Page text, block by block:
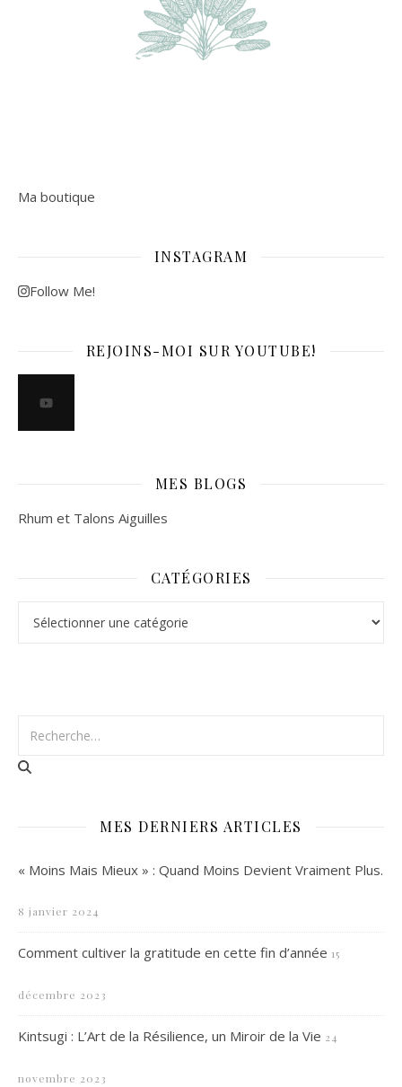
Ma boutique
INSTAGRAM
Follow Me!
REJOINS-MOI SUR YOUTUBE!
MES BLOGS
Rhum et Talons Aiguilles
CATÉGORIES
MES DERNIERS ARTICLES
« Moins Mais Mieux » : Quand Moins Devient Vraiment Plus.
8 janvier 2024
Comment cultiver la gratitude en cette fin d’année 15
décembre 2023
Kintsugi : L’Art de la Résilience, un Miroir de la Vie 24
novembre 2023